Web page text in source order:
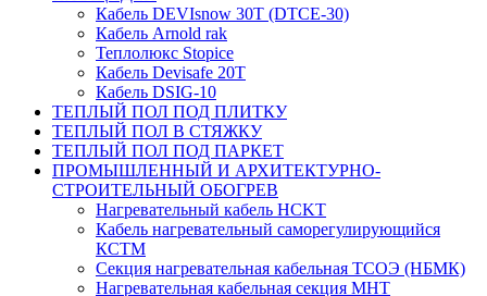
Кабель DEVIsnow 30Т (DTCE-30)
Кабель Arnold rak
Теплолюкс Stopice
Кабель Devisafe 20T
Кабель DSIG-10
ТЕПЛЫЙ ПОЛ ПОД ПЛИТКУ
ТЕПЛЫЙ ПОЛ В СТЯЖКУ
ТЕПЛЫЙ ПОЛ ПОД ПАРКЕТ
ПРОМЫШЛЕННЫЙ И АРХИТЕКТУРНО-
СТРОИТЕЛЬНЫЙ ОБОГРЕВ
Нагревательный кабель НCKТ
Кабель нагревательный саморегулирующийся
КСТМ
Секция нагревательная кабельная ТСОЭ (НБМК)
Нагревательная кабельная секция МНТ